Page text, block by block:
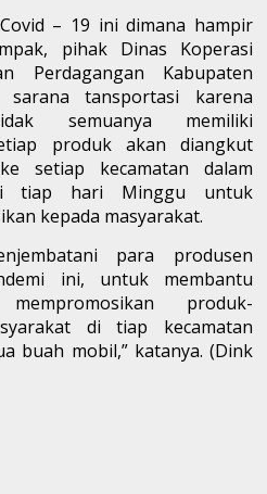
– 19 ini dimana hampir
pihak Dinas Koperasi
Perdagangan Kabupaten
sarana tansportasi karena
semuanya memiliki
produk akan diangkut
setiap kecamatan dalam
tiap hari Minggu untuk
kepada masyarakat.
para produsen
ini, untuk membantu
produk-
di tiap kecamatan
buah mobil,” katanya. (Dink